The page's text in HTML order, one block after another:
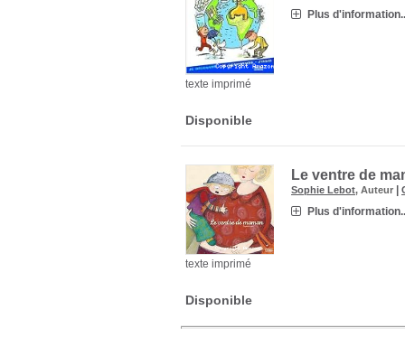
texte imprimé
Plus
Disponible
texte imprimé
Le ventre de
Sophie Lebot, Auteur |
Plus
Disponible